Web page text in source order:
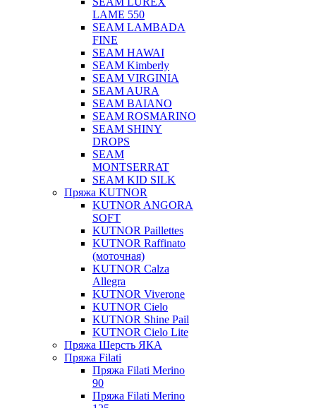
LAME 550
SEAM LAMBADA
FINE
SEAM HAWAI
SEAM Kimberly
SEAM VIRGINIA
SEAM AURA
SEAM BAIANO
SEAM ROSMARINO
SEAM SHINY
DROPS
SEAM
MONTSERRAT
SEAM KID SILK
Пряжа KUTNOR
KUTNOR ANGORA
SOFT
KUTNOR Paillettes
KUTNOR Raffinato
(моточная)
KUTNOR Calza
Allegra
KUTNOR Viverone
KUTNOR Cielo
KUTNOR Shine Pail
KUTNOR Cielo Lite
Пряжа Шерсть ЯКА
Пряжа Filati
Пряжа Filati Merino
90
Пряжа Filati Merino